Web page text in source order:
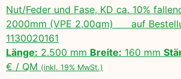
Nut/Feder und Fase, KD ca. 10%
2000mm (VPE 2,00qm) auf
1130020161
Länge: 2.500 mm Breite: 160 mm
€ / QM (inkl. 19% MwSt.)